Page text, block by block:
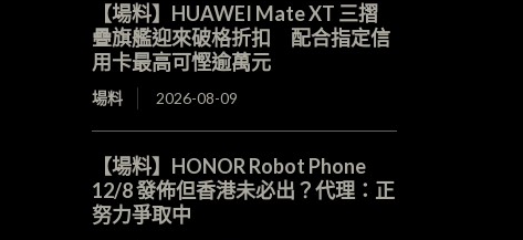
【場料】HUAWEI Mate XT 三摺
疊旗艦迎來破格折扣 配合指定信
用卡最高可慳逾萬元
場料 2026-08-09
【場料】HONOR Robot Phone
12/8 發佈但香港未必出？代理：正
努力爭取中